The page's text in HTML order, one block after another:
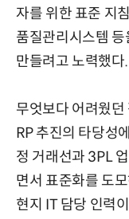
자를 위한 표준 지
품질관리시스템
만들려고 노력했다.
무엇보다 어려웠
RP 추진의 타당성
정 거래선과 3PL
면서 표준화를 도
현지 IT 담당 인력